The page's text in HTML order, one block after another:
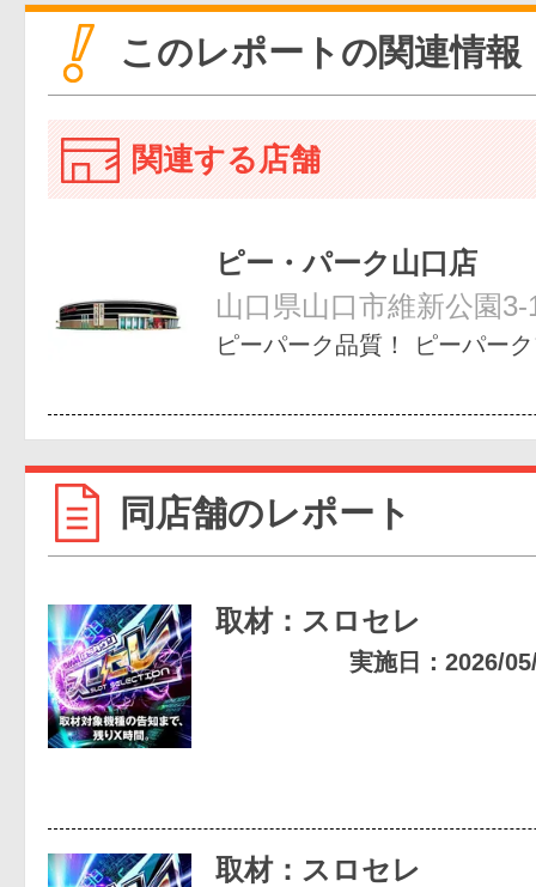
このレポートの関連情報
関連する店舗
ピー・パーク山口店
山口県山口市維新公園3-
ピーパーク品質！ ピーパー
同店舗のレポート
取材：スロセレ
実施日：2026/
取材：スロセレ